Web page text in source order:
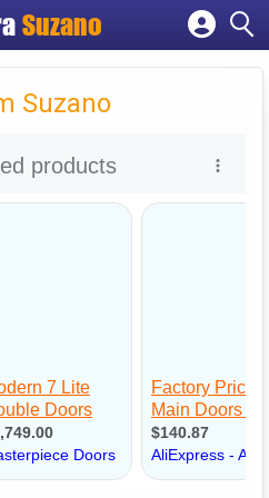
Suzano
empresa
Criar conta
Suzano